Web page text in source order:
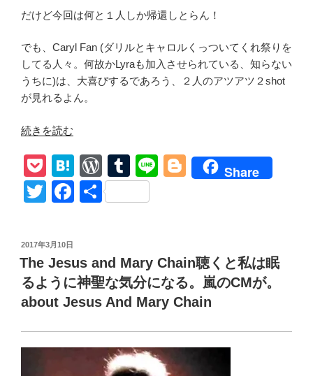
だけど今回は何と１人しか帰還しとらん！
でも、Caryl Fan (ダリルとキャロルくっついてくれ祭りを
してる人々。何故かLyraも加入させられている、知らない
うちに)は、大喜びするであろう、２人のアツアツ２shot
が見れるよん。
“【ウ
ー
キ
ン
ッ
ド】
シ
ー
ン
9
続きを読む
P
o
ck
H
at
e
a
W
or
d
e
ss
T
u
m
r
Li
Bl
er
Share
T
tt
er
F
e
b
o
o
k
共
投
稿
日:
2017年3月10日
The Jesus and Mary Chain聴くと私は眠
るように神聖な気分になる。嵐のCMが。
about Jesus And Mary Chain